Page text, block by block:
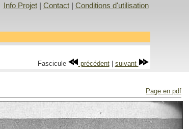
Info Projet| Contact| Conditions d'utilisation
Fascicule précédent| suivant
Page en pdf